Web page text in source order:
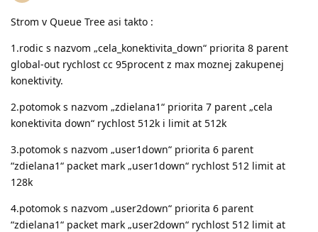
Strom v Queue Tree asi takto :
1.rodic s nazvom „cela_konektivita_down“ priorita 8 parent
global-out rychlost cc 95procent z max moznej zakupenej
konektivity.
2.potomok s nazvom „zdielana1“ priorita 7 parent „cela
konektivita down“ rychlost 512k i limit at 512k
3.potomok s nazvom „user1down“ priorita 6 parent
“zdielana1“ packet mark „user1down“ rychlost 512 limit at
128k
4.potomok s nazvom „user2down“ priorita 6 parent
“zdielana1“ packet mark „user2down“ rychlost 512 limit at